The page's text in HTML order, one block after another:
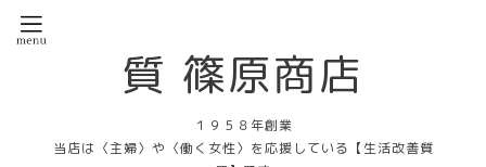
質 篠原商店
１９５８年創業
当店は〈主婦〉や〈働く女性〉を応援している【生活改善質